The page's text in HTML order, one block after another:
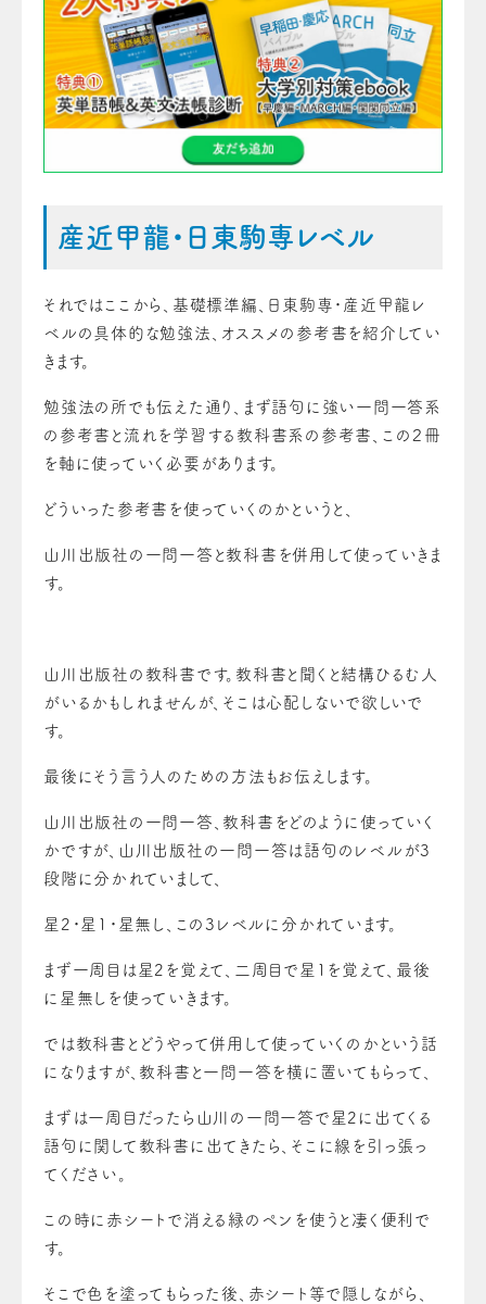
産近甲龍・日東駒専レベル
それではここから、基礎標準編、日東駒専・産近甲龍レ
ベルの具体的な勉強法、オススメの参考書を紹介してい
きます。
勉強法の所でも伝えた通り、まず語句に強い一問一答系
の参考書と流れを学習する教科書系の参考書、この２冊
を軸に使っていく必要があります。
どういった参考書を使っていくのかというと、
山川出版社の一問一答と教科書を併用して使っていきま
す。
山川出版社の教科書です。教科書と聞くと結構ひるむ人
がいるかもしれませんが、そこは心配しないで欲しいで
す。
最後にそう言う人のための方法もお伝えします。
山川出版社の一問一答、教科書をどのように使っていく
かですが、山川出版社の一問一答は語句のレベルが3
段階に分かれていまして、
星2・星1・星無し、この3レベルに分かれています。
まず一周目は星2を覚えて、二周目で星1を覚えて、最後
に星無しを使っていきます。
では教科書とどうやって併用して使っていくのかという話
になりますが、教科書と一問一答を横に置いてもらって、
まずは一周目だったら山川の一問一答で星2に出てくる
語句に関して教科書に出てきたら、そこに線を引っ張っ
てください。
この時に赤シートで消える緑のペンを使うと凄く便利で
す。
そこで色を塗ってもらった後、赤シート等で隠しながら、